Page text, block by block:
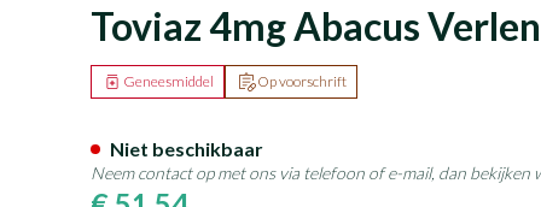
Afgifte Comp 84
Toviaz 4mg Abacus
Op voorschrift
Geneesmiddel
Niet beschikbaar
Neem contact op met ons via telefoon of e-mail, dan bekijken